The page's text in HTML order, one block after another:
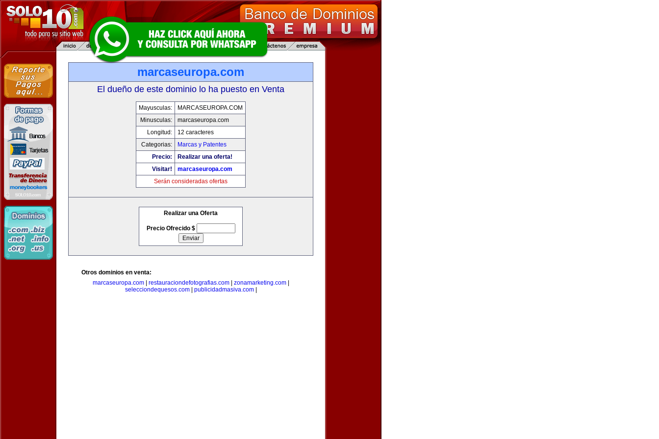
marcaseuropa.com
El dueño de este dominio lo ha puesto en Venta
Mayusculas:
MARCASEUROPA.COM
Minusculas:
marcaseuropa.com
Longitud:
12 caracteres
Categorias:
Marcas y Patentes
Precio:
Realizar una oferta!
Visitar!
marcaseuropa.com
Serán consideradas ofertas
Realizar una Oferta
Precio Ofrecido $
Otros dominios en venta:
marcaseuropa.com| restauraciondefotografias.com| zonamarketing.com|
selecciondequesos.com| publicidadmasiva.com|